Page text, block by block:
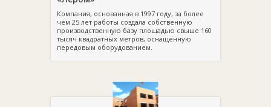
Компания, основанная в 1997 году, за более
чем 25 лет работы создала собственную
производственную базу площадью свыше 160
тысяч квадратных метров, оснащенную
передовым оборудованием.